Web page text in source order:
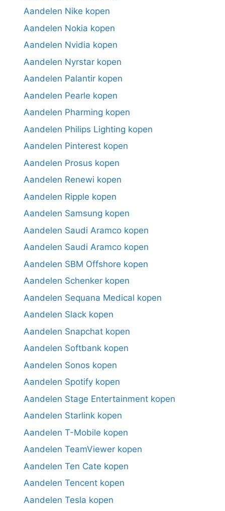
Aandelen Nike kopen
Aandelen Nokia kopen
Aandelen Nvidia kopen
Aandelen Nyrstar kopen
Aandelen Palantir kopen
Aandelen Pearle kopen
Aandelen Pharming kopen
Aandelen Philips Lighting kopen
Aandelen Pinterest kopen
Aandelen Prosus kopen
Aandelen Renewi kopen
Aandelen Ripple kopen
Aandelen Samsung kopen
Aandelen Saudi Aramco kopen
Aandelen Saudi Aramco kopen
Aandelen SBM Offshore kopen
Aandelen Schenker kopen
Aandelen Sequana Medical kopen
Aandelen Slack kopen
Aandelen Snapchat kopen
Aandelen Softbank kopen
Aandelen Sonos kopen
Aandelen Spotify kopen
Aandelen Stage Entertainment kopen
Aandelen Starlink kopen
Aandelen T-Mobile kopen
Aandelen TeamViewer kopen
Aandelen Ten Cate kopen
Aandelen Tencent kopen
Aandelen Tesla kopen